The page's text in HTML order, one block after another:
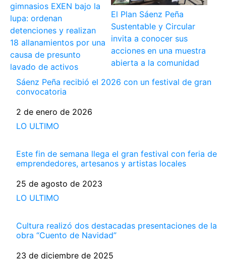
gimnasios EXEN bajo la
lupa: ordenan
detenciones y realizan
18 allanamientos por una
causa de presunto
lavado de activos
El Plan Sáenz Peña
Sustentable y Circular
invita a conocer sus
acciones en una muestra
abierta a la comunidad
Sáenz Peña recibió el 2026 con un festival de gran
convocatoria
Fecha
2 de enero de 2026
Respecto a
LO ULTIMO
Este fin de semana llega el gran festival con feria de
emprendedores, artesanos y artistas locales
Fecha
25 de agosto de 2023
Respecto a
LO ULTIMO
Cultura realizó dos destacadas presentaciones de la
obra “Cuento de Navidad”
Fecha
23 de diciembre de 2025